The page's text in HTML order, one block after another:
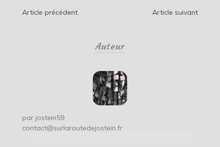
Navigation
Article précédent Article suivant
Auteur
par jostein59
contact@surlaroutedejostein.fr